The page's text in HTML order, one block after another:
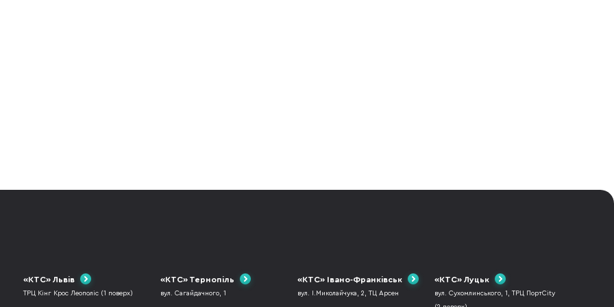
«КТС» Львів
ТРЦ Кінг Крос Леополіс (1 поверх)
«КТС» Тернопіль
вул. Сагайдачного, 1
«КТС» Івано-Франківськ
вул. І.Миколайчука, 2, ТЦ Арсен
«КТС» Луцьк
вул. Сухомлинського, 1, ТРЦ ПортCity